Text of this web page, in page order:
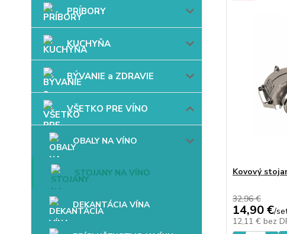
PRÍBORY
KUCHYŇA
BÝVANIE a ZDRAVIE
VŠETKO PRE VÍNO
OBALY NA VÍNO
STOJANY NA VÍNO
DEKANTÁCIA VÍNA
Kovový
32,96 €
14,90 €/
12,11 € bez